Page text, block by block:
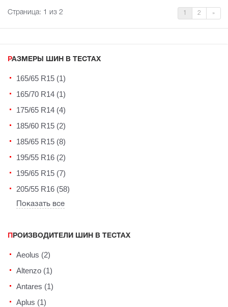
Страница: 1 из 2 1 2 »
РАЗМЕРЫ ШИН В ТЕСТАХ
165/65 R15 (1)
165/70 R14 (1)
175/65 R14 (4)
185/60 R15 (2)
185/65 R15 (8)
195/55 R16 (2)
195/65 R15 (7)
205/55 R16 (58)
Показать все
ПРОИЗВОДИТЕЛИ ШИН В ТЕСТАХ
Aeolus (2)
Altenzo (1)
Antares (1)
Aplus (1)